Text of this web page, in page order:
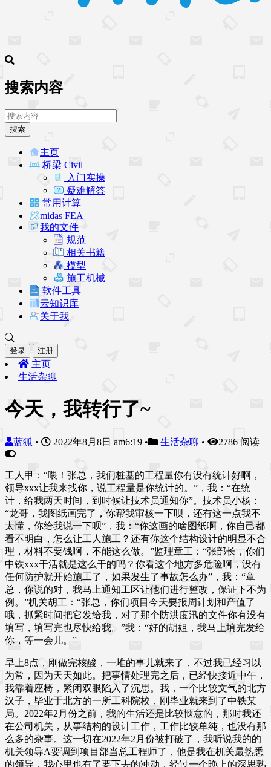
搜索内容
搜索
主页
桥梁 Civil
入门实操
疑难解答
常用计算
midas FEA
我的文件
规范
相关书籍
模型
施工机械
软件工具
云知识库
关于我
登录 注册
主页
生活杂聊
今天，我转行了~
蓝狐 • 2022年8月8日 am6:19 • 生活杂聊 • 2786 阅读
工人甲：“喂！张总，我们桩基的工程量你有没有统计好啊，
领导xxx让我来找你，说工程量是你统计的。”，我：“在统
计，给我两天时间，到时候让技术员通知你”。技术员小杨：
“龙哥，我图纸画完了，你帮我审核一下呗，还有这一点我不
太懂，你给我说一下呗”，我：“你这画的啥图纸啊，你自己都
看不明白，怎么让工人施工？还有你这个结构设计的明显不合
理，材料不要钱啊，不能这么做。”监理章工：“张部长，你们
中铁xxx干活就是这么干的吗？你看这个地方多危险啊，没有
任何防护就开始施工了，如果发生了事故怎么办”，我：“章
总，你说的对，我马上通知工区让他们进行整改，保证下不为
例。”机关胡工：“张总，你们项目今天要报周计划和产值了
哦，抓紧时间把它发给我，对了那个防洪度汛的文件你有没有
填写，填写完也尽快给我。”我：“好的胡姐，我马上填完发给
你，等一会儿。”
早上8点，刚做完核酸，一堆的事儿就来了，不过我已经习以
为常，因为天天如此。把事情处理完之后，已经快接近中午，
我靠着座椅，紧闭双眼陷入了沉思。我，一个比较文气的北方
汉子，毕业于北方的一所工科院校，刚毕业就来到了中铁某
局。2022年2月份之前，我的生活还是比较惬意的，那时我还
在公司机关，从事结构的设计工作，工作比较单纯，也没有那
么多的杂事。这一切在2022年2月份被打破了，我听说我的的
机关领导A要调到项目部当总工程师了，他是我在机关最熟悉
的领导，我心里也有了要下去的冲动，经过一个晚上的深思熟